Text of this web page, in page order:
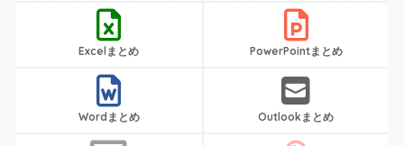
Excelまとめ PowerPointまとめ
Wordまとめ Outlookまとめ